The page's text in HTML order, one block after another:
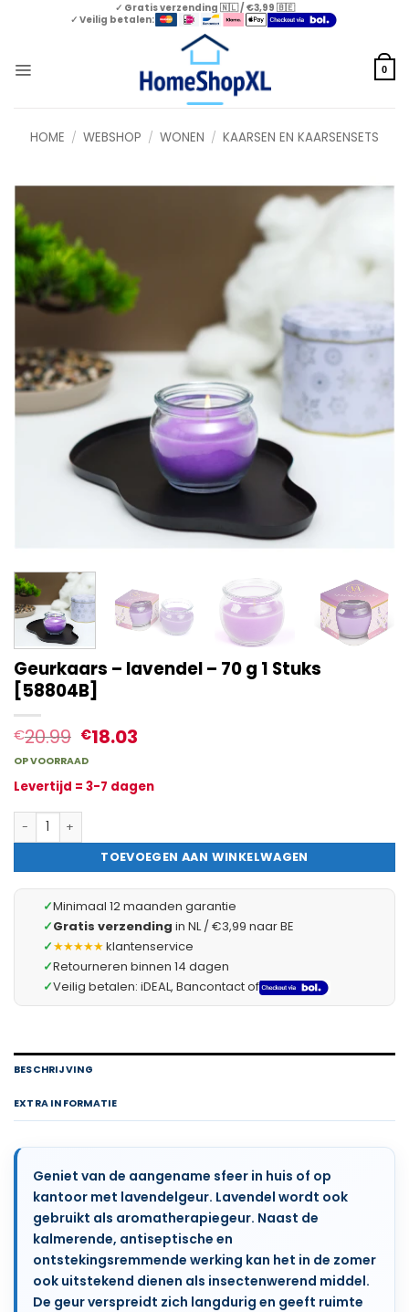
✓ Gratis verzending 🇳🇱 / €3,99 🇧🇪
✓ Veilig betalen:
0
HOME / WEBSHOP / WONEN / KAARSEN EN KAARSENSETS
Geurkaars – lavendel – 70 g 1 Stuks
[58804B]
€20.99 €18.03
OP VOORRAAD
Levertijd = 3-7 dagen
Geurkaars - lavendel - 70 g 1 Stuks [58804B] hoeveelheid
TOEVOEGEN AAN WINKELWAGEN
✓Minimaal 12 maanden garantie
✓Gratis verzending in NL / €3,99 naar BE
✓★★★★★klantenservice
✓Retourneren binnen 14 dagen
✓Veilig betalen: iDEAL, Bancontact of
BESCHRIJVING
EXTRA INFORMATIE
Geniet van de aangename sfeer in huis of op
kantoor met lavendelgeur. Lavendel wordt ook
gebruikt als aromatherapiegeur. Naast de
kalmerende, antiseptische en
ontstekingsremmende werking kan het in de zomer
ook uitstekend dienen als insectenwerend middel.
De geur verspreidt zich langdurig en geeft ruimte